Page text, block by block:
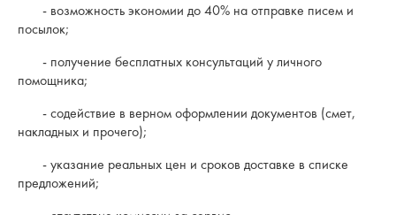
- возможность экономии до 40% на отправке писем и
посылок;
- получение бесплатных консультаций у личного
помощника;
- содействие в верном оформлении документов (смет,
накладных и прочего);
- указание реальных цен и сроков доставке в списке
предложений;